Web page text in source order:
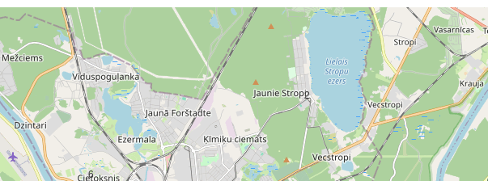
2
6